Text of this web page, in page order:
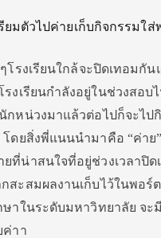
มตัวไปค่ายเก็บกิจกรรมใส่
รงเรียนใกล้จะปิดเทอมกัน
รงเรียนกำลังอยู่ในช่วงสอบ
กหน่วงมาแล้วต่อไปก็จะไป
ดยสิ่งพี่แนนนำมาคือ “ค่าย
ที่น่าสนใจที่อยู่ช่วงเวลาปิด
สะสมผลงานเก็บไว้ในพอร์
ษาในระดับมหาวิทยาลัย จะ
ค่าา